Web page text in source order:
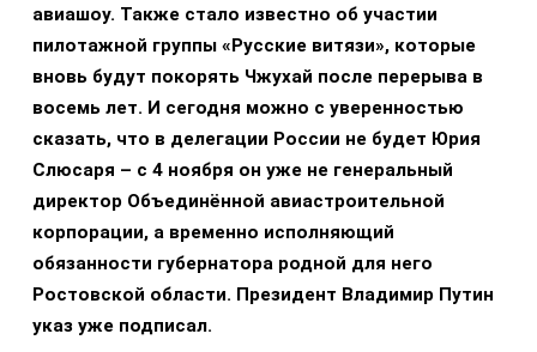
авиашоу. Также стало известно об участии
пилотажной группы «Русские витязи», которые
вновь будут покорять Чжухай после перерыва в
восемь лет. И сегодня можно с уверенностью
сказать, что в делегации России не будет Юрия
Слюсаря – с 4 ноября он уже не генеральный
директор Объединённой авиастроительной
корпорации, а временно исполняющий
обязанности губернатора родной для него
Ростовской области. Президент Владимир Путин
указ уже подписал.